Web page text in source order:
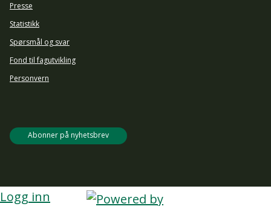
Presse
Statistikk
Spørsmål og svar
Fond til fagutvikling
Personvern
Abonner på nyhetsbrev
Logg inn